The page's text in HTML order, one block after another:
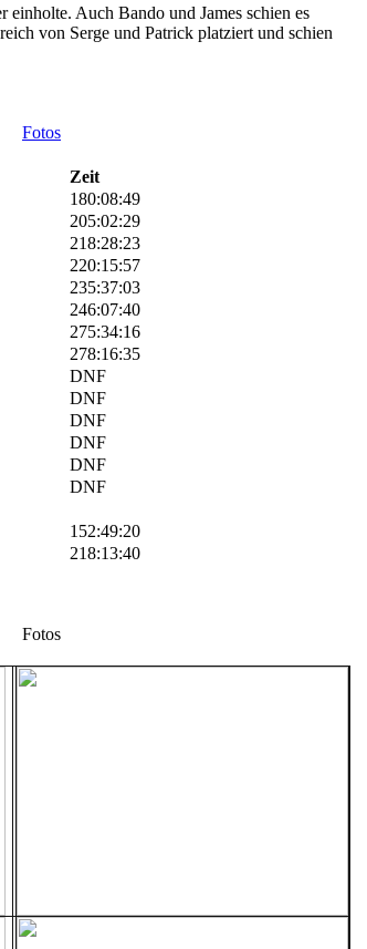
Auch Bando und James schien es
von Serge und Patrick platziert und schien
Fotos
Zeit
180:08:49
205:02:29
218:28:23
220:15:57
235:37:03
246:07:40
275:34:16
278:16:35
DNF
DNF
DNF
DNF
DNF
DNF
152:49:20
218:13:40
Fotos